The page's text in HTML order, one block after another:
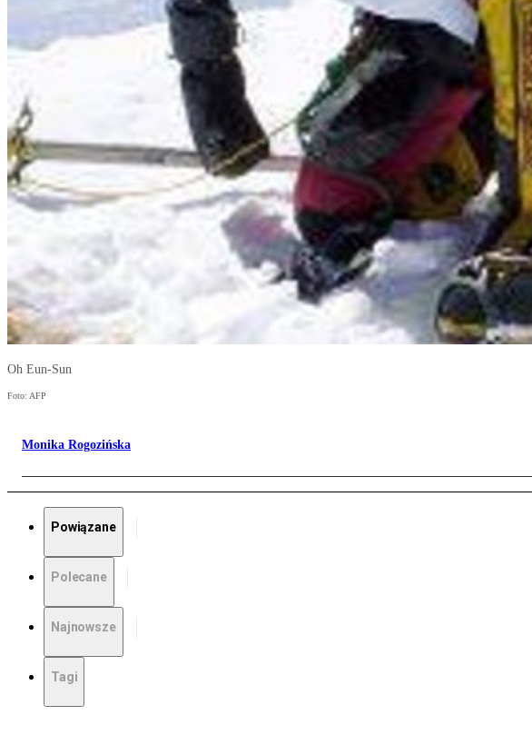
Oh Eun-Sun
Foto: AFP
Monika Rogozińska
Powiązane
Polecane
Najnowsze
Tagi